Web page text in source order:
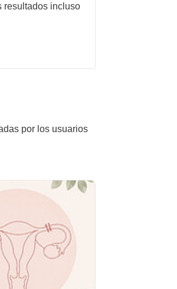
resultados incluso
por los usuarios